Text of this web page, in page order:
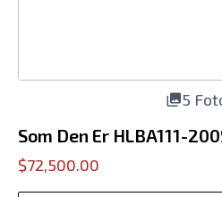
5
Som Den Er HLBA111-
$72,500.00